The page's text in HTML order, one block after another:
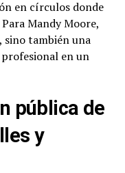
en círculos donde
Mandy Moore,
sino también una
en un
pública de
y